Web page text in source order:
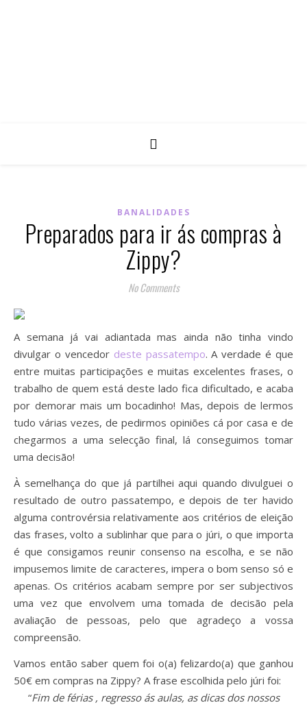
BANALIDADES
Preparados para ir ás compras à
Zippy?
No Comments
A semana já vai adiantada mas ainda não tinha vindo
divulgar o vencedor deste passatempo. A verdade é que
entre muitas participações e muitas excelentes frases, o
trabalho de quem está deste lado fica dificultado, e acaba
por demorar mais um bocadinho! Mas, depois de lermos
tudo várias vezes, de pedirmos opiniões cá por casa e de
chegarmos a uma selecção final, lá conseguimos tomar
uma decisão!
À semelhança do que já partilhei aqui quando divulguei o
resultado de outro passatempo, e depois de ter havido
alguma controvérsia relativamente aos critérios de eleição
das frases, volto a sublinhar que para o júri, o que importa
é que consigamos reunir consenso na escolha, e se não
impusemos limite de caracteres, impera o bom senso só e
apenas. Os critérios acabam sempre por ser subjectivos
uma vez que envolvem uma tomada de decisão pela
avaliação de pessoas, pelo que agradeço a vossa
compreensão.
Vamos então saber quem foi o(a) felizardo(a) que ganhou
50€ em compras na Zippy? A frase escolhida pelo júri foi:
“Fim de férias , regresso ás aulas, as dicas dos nossos